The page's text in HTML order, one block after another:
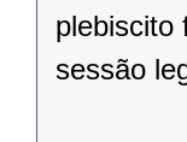
plebiscito
sessão